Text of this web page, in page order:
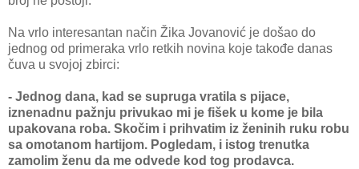
Na vrlo interesantan način Žika Jovanović je došao do
jednog od primeraka vrlo retkih novina koje takođe danas
čuva u svojoj zbirci:
- Jednog dana, kad se supruga vratila s pijace,
iznenadnu pažnju privukao mi je fišek u kome je bila
upakovana roba. Skočim i prihvatim iz ženinih ruku robu
sa omotanom hartijom. Pogledam, i istog trenutka
zamolim ženu da me odvede kod tog prodavca.